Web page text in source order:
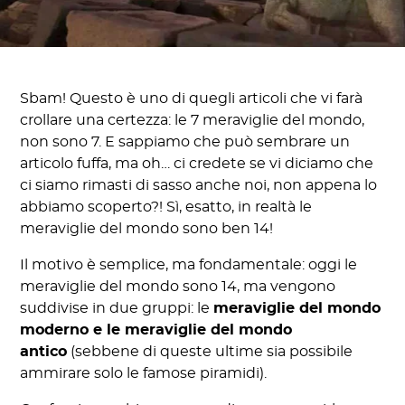
Sbam! Questo è uno di quegli articoli che vi farà
crollare una certezza: le 7 meraviglie del mondo,
non sono 7. E sappiamo che può sembrare un
articolo fuffa, ma oh… ci credete se vi diciamo che
ci siamo rimasti di sasso anche noi, non appena lo
abbiamo scoperto?! Sì, esatto, in realtà le
meraviglie del mondo sono ben 14!
Il motivo è semplice, ma fondamentale: oggi le
meraviglie del mondo sono 14, ma vengono
suddivise in due gruppi: le meraviglie del mondo
moderno e le meraviglie del mondo
antico (sebbene di queste ultime sia possibile
ammirare solo le famose piramidi).